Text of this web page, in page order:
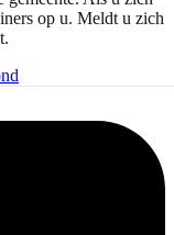
op u. Meldt u zich